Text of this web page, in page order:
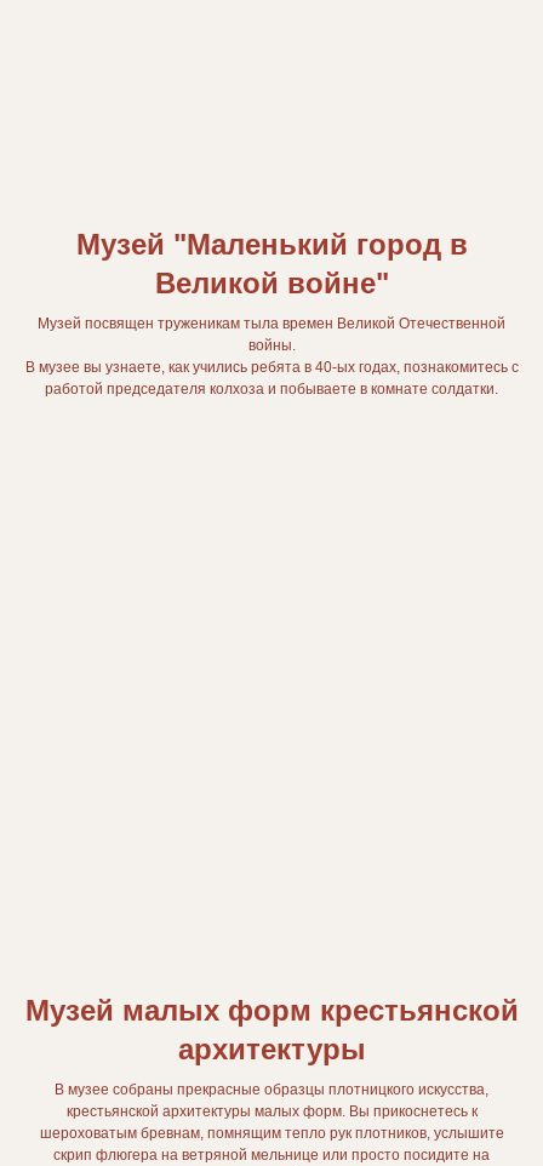
Музей "Маленький город в
Великой войне"
Музей посвящен труженикам тыла времен Великой Отечественной
войны.
В музее вы узнаете, как учились ребята в 40-ых годах, познакомитесь с
работой председателя колхоза и побываете в комнате солдатки.
Музей малых форм крестьянской
архитектуры
В музее собраны прекрасные образцы плотницкого искусства,
крестьянской архитектуры малых форм. Вы прикоснетесь к
шероховатым бревнам, помнящим тепло рук плотников, услышите
скрип флюгера на ветряной мельнице или просто посидите на